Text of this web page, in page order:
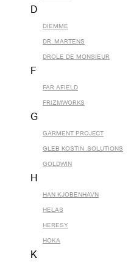
D
DIEMME
DR. MARTENS
DROLE DE MONSIEUR
F
FAR AFIELD
FRIZMWORKS
G
GARMENT PROJECT
GLEB KOSTIN .SOLUTIONS
GOLDWIN
H
HAN KJOBENHAVN
HELAS
HERESY
HOKA
K